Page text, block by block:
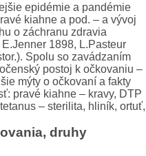
epidémie a pandémie
kiahne a pod. – a vývoj
o záchranu zdravia
1898, L.Pasteur
Spolu so zavádzaním
postoj k očkovaniu –
mýty o očkovaní a fakty
pravé kiahne – kravy, DTP
– sterilita, hliník, ortuť,
druhy